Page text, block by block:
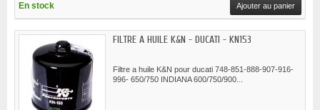
En stock Ajouter au panier
FILTRE A HUILE K&N - DUCATI - KN153
Filtre a huile K&N pour ducati 748-851-888-907-916-
996- 650/750 INDIANA 600/750/900...